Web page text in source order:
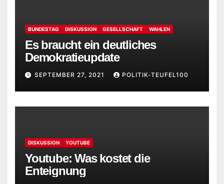
BUNDESTAG DISKUSSION GESELLSCHAFT WAHLEN
Es braucht ein deutliches
Demokratieupdate
SEPTEMBER 27, 2021 POLITIK-TEUFEL100
DISKUSSION YOUTUBE
Youtube: Was kostet die
Enteignung